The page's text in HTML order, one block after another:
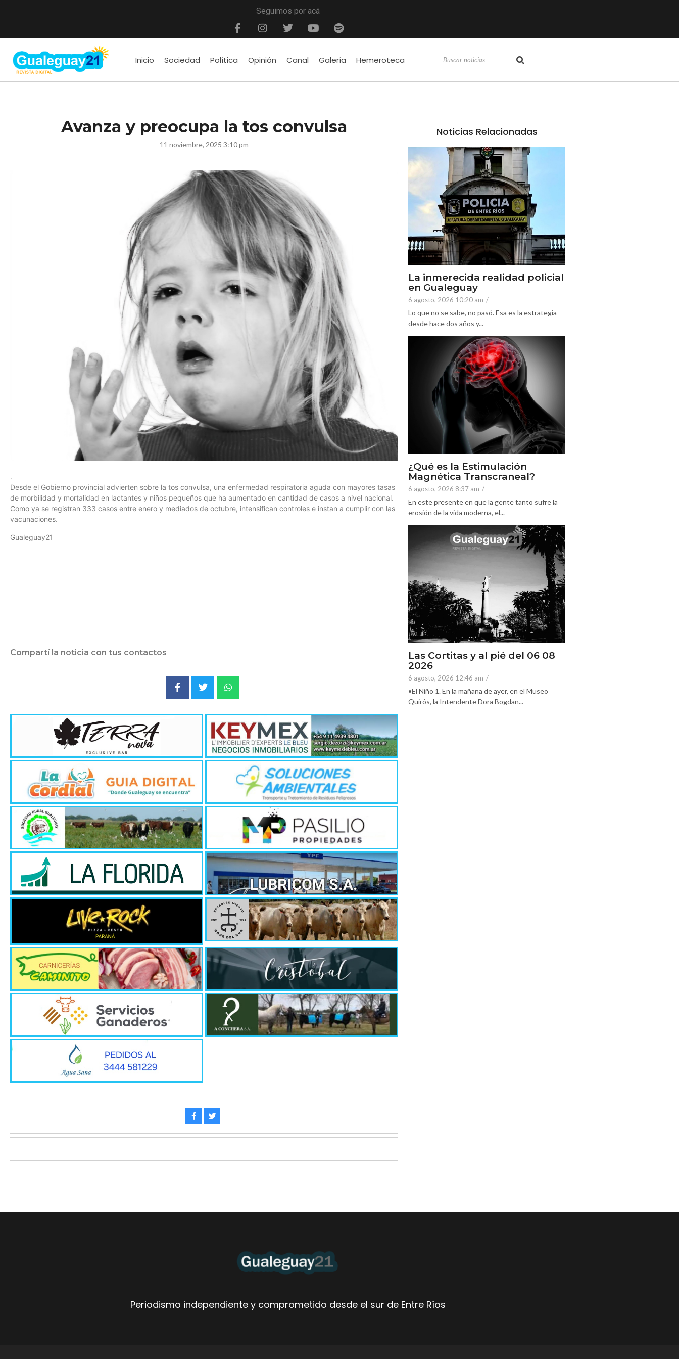
Seguimos por acá
Inicio Sociedad Política Opinión Canal Galería Hemeroteca
Avanza y preocupa la tos convulsa
11 noviembre, 2025 3:10 pm
.
Desde el Gobierno provincial advierten sobre la tos convulsa, una enfermedad respiratoria aguda con mayores tasas
de morbilidad y mortalidad en lactantes y niños pequeños que ha aumentado en cantidad de casos a nivel nacional.
Como ya se registran 333 casos entre enero y mediados de octubre, intensifican controles e instan a cumplir con las
vacunaciones.
Gualeguay21
Compartí la noticia con tus contactos
Noticias Relacionadas
La inmerecida realidad policial
en Gualeguay
6 agosto, 2026 10:20 am /
Lo que no se sabe, no pasó. Esa es la estrategia
desde hace dos años y...
¿Qué es la Estimulación
Magnética Transcraneal?
6 agosto, 2026 8:37 am /
En este presente en que la gente tanto sufre la
erosión de la vida moderna, el...
Las Cortitas y al pié del 06 08
2026
6 agosto, 2026 12:46 am /
•El Niño 1. En la mañana de ayer, en el Museo
Quirós, la Intendente Dora Bogdan...
Periodismo independiente y comprometido desde el sur de Entre Ríos